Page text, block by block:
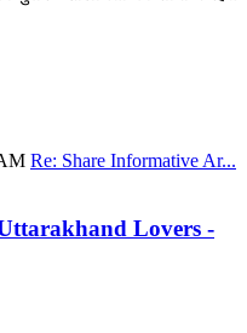
Re: Share Informative Ar...
Lovers -